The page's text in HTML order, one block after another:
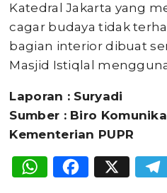
Katedral Jakarta yang
cagar budaya tidak
bagian interior dibuat
Masjid Istiqlal
Laporan : Suryadi
Sumber : Biro
Kementerian PUPR
WhatsApp
X